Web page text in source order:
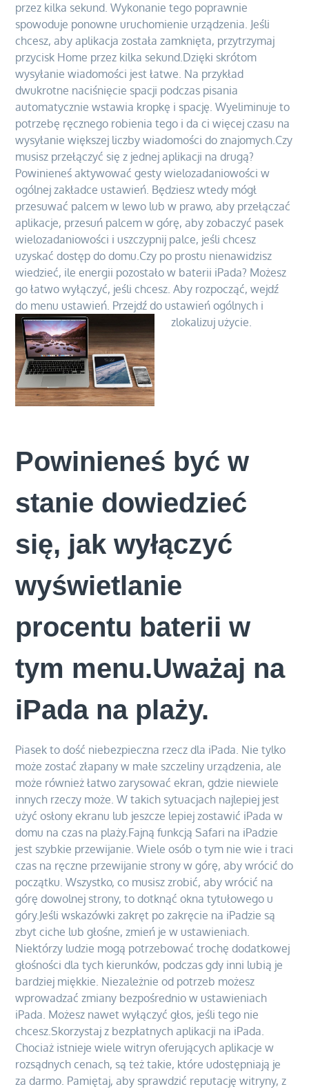
przez kilka sekund. Wykonanie tego poprawnie
spowoduje ponowne uruchomienie urządzenia. Jeśli
chcesz, aby aplikacja została zamknięta, przytrzymaj
przycisk Home przez kilka sekund.Dzięki skrótom
wysyłanie wiadomości jest łatwe. Na przykład
dwukrotne naciśnięcie spacji podczas pisania
automatycznie wstawia kropkę i spację. Wyeliminuje to
potrzebę ręcznego robienia tego i da ci więcej czasu na
wysyłanie większej liczby wiadomości do znajomych.Czy
musisz przełączyć się z jednej aplikacji na drugą?
Powinieneś aktywować gesty wielozadaniowości w
ogólnej zakładce ustawień. Będziesz wtedy mógł
przesuwać palcem w lewo lub w prawo, aby przełączać
aplikacje, przesuń palcem w górę, aby zobaczyć pasek
wielozadaniowości i uszczypnij palce, jeśli chcesz
uzyskać dostęp do domu.Czy po prostu nienawidzisz
wiedzieć, ile energii pozostało w baterii iPada? Możesz
go łatwo wyłączyć, jeśli chcesz. Aby rozpocząć, wejdź
do menu ustawień. Przejdź do ustawień ogólnych i
zlokalizuj użycie.
Powinieneś być w
stanie dowiedzieć
się, jak wyłączyć
wyświetlanie
procentu baterii w
tym menu.Uważaj na
iPada na plaży.
Piasek to dość niebezpieczna rzecz dla iPada. Nie tylko
może zostać złapany w małe szczeliny urządzenia, ale
może również łatwo zarysować ekran, gdzie niewiele
innych rzeczy może. W takich sytuacjach najlepiej jest
użyć osłony ekranu lub jeszcze lepiej zostawić iPada w
domu na czas na plaży.Fajną funkcją Safari na iPadzie
jest szybkie przewijanie. Wiele osób o tym nie wie i traci
czas na ręczne przewijanie strony w górę, aby wrócić do
początku. Wszystko, co musisz zrobić, aby wrócić na
górę dowolnej strony, to dotknąć okna tytułowego u
góry.Jeśli wskazówki zakręt po zakręcie na iPadzie są
zbyt ciche lub głośne, zmień je w ustawieniach.
Niektórzy ludzie mogą potrzebować trochę dodatkowej
głośności dla tych kierunków, podczas gdy inni lubią je
bardziej miękkie. Niezależnie od potrzeb możesz
wprowadzać zmiany bezpośrednio w ustawieniach
iPada. Możesz nawet wyłączyć głos, jeśli tego nie
chcesz.Skorzystaj z bezpłatnych aplikacji na iPada.
Chociaż istnieje wiele witryn oferujących aplikacje w
rozsądnych cenach, są też takie, które udostępniają je
za darmo. Pamiętaj, aby sprawdzić reputację witryny, z